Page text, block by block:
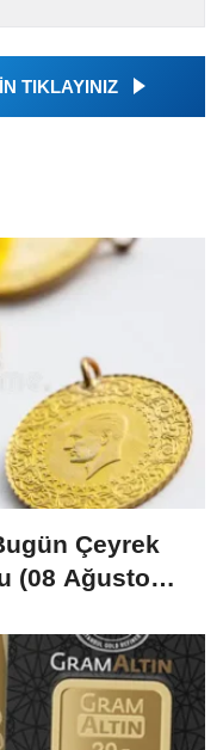
TIKLAYINIZ
Çeyrek
(08 Ağustos